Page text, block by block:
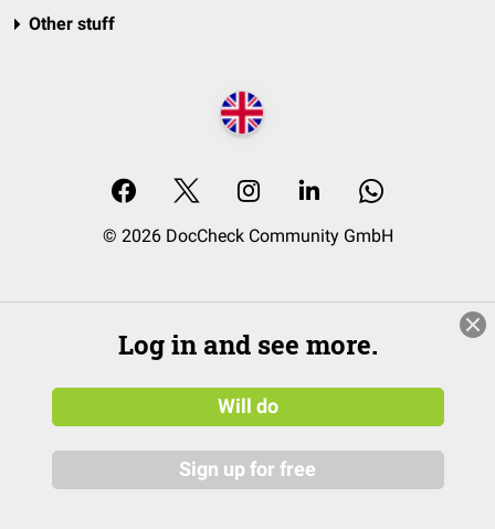
Other stuff
© 2026 DocCheck Community GmbH
Log in and see more.
Will do
Sign up for free